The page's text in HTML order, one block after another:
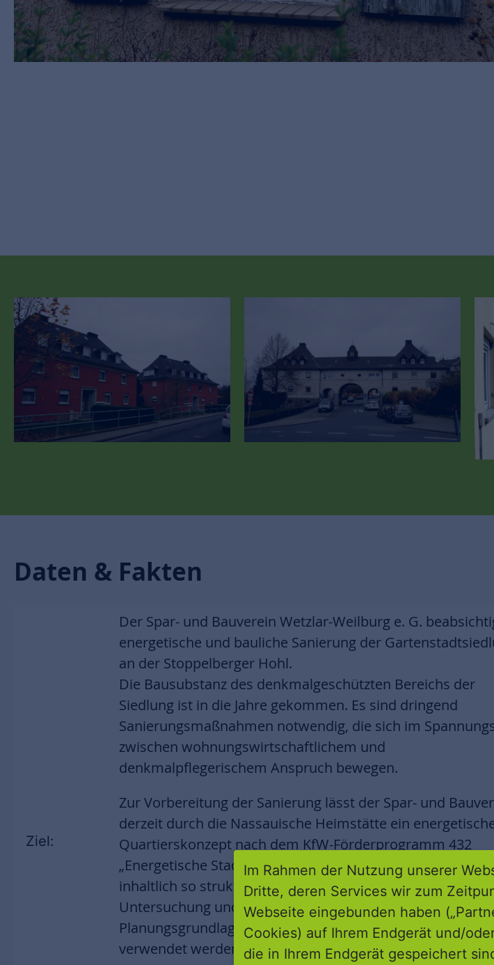
Daten & Fakten
Ziel:
Der Spar- und Bauverein Wetzlar-Weilburg e. G.
energetische und bauliche Sanierung der
an der Stoppelberger Hohl.
Die Bausubstanz des denkmalgeschützten Bereichs der
Siedlung ist in die Jahre gekommen. Es sind dringend
Sanierungsmaßnahmen notwendig, die sich im
zwischen wohnungswirtschaftlichem und
denkmalpflegerischem Anspruch bewegen.
Zur Vorbereitung der Sanierung lässt der Spar- und
derzeit durch die Nassauische Heimstätte ein
Quartierskonzept nach dem KfW-Förderprogramm 432
„Energetische Stadtsanierung“ erarbeiten. Das Konzept ist
inhaltlich so strukturiert, dass es bei Bedarf als
Untersuchung und Rahmenplan und damit als
Planungsgrundlage für ein Städtebauförderprogramm
verwendet werden könnte.
Im Rahmen der Nutzung unserer
Dritte, deren Services wir zum
Webseite eingebunden haben
Cookies) auf Ihrem Endgerät und/
die in Ihrem Endgerät gespeichert